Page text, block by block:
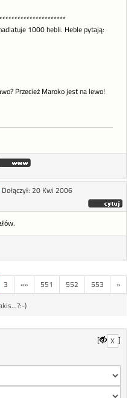
1000 hebli. Heble pytają:
Przecież Maroko jest na lewo!
Dołączył: 20 Kwi 2006
3 «» 551 552 553 »
)
[ X ]